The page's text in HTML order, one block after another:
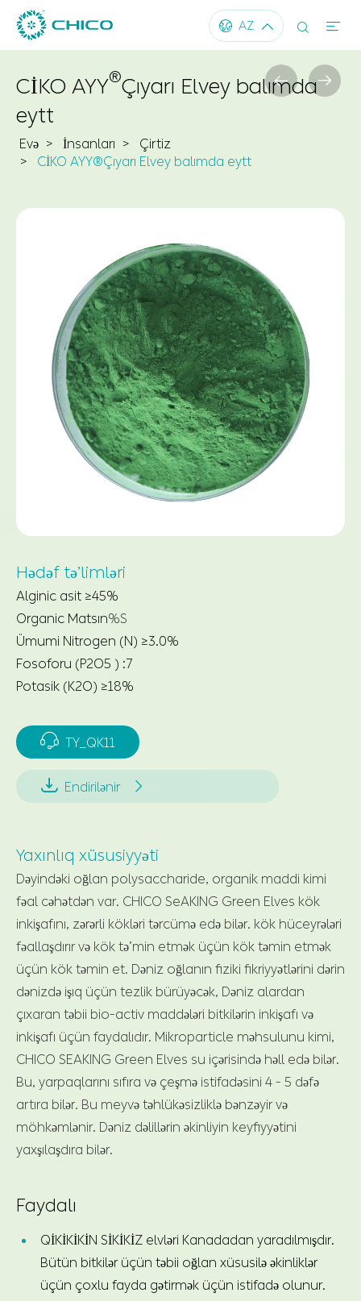
 AZ   
CİKO AYY®Çıyarı Elvey balımda
eytt
Evə İnsanları
Çirtiz
CİKO AYY®Çıyarı Elvey balımda eytt
 
Hədəf tə’limləri
Alginic asit ≥45%
Organic Matsın%S
Ümumi Nitrogen (N) ≥3.0%
Fosoforu (P2O5 ) :7
Potasik (K2O) ≥18%
 TY_QK11
 Endirilənir 
Yaxınlıq xüsusiyyəti
Dəyindəki oğlan polysaccharide, organik maddi kimi
fəal cəhətdən var. CHICO SeAKING Green Elves kök
inkişafını, zərərli kökləri tərcümə edə bilər. kök hüceyrələri
fəallaşdırır və kök tə’min etmək üçün kök təmin etmək
üçün kök təmin et. Dəniz oğlanın fiziki fikriyyətlərini dərin
dənizdə işıq üçün tezlik bürüyəcək, Dəniz alardan
çıxaran təbii bio-activ maddələri bitkilərin inkişafı və
inkişafı üçün faydalıdır. Mikroparticle məhsulunu kimi,
CHICO SEAKING Green Elves su içərisində həll edə bilər.
Bu, yarpaqlarını sıfıra və çeşmə istifadəsini 4 - 5 dəfə
artıra bilər. Bu meyvə təhlükəsizliklə bənzəyir və
möhkəmlənir. Dəniz dəlillərin əkinliyin keyfiyyətini
yaxşılaşdıra bilər.
Faydalı
QİKİKİKİN SİKİKİZ elvləri Kanadadan yaradılmışdır.
Bütün bitkilər üçün təbii oğlan xüsusilə əkinliklər
üçün çoxlu fayda gətirmək üçün istifadə olunur.